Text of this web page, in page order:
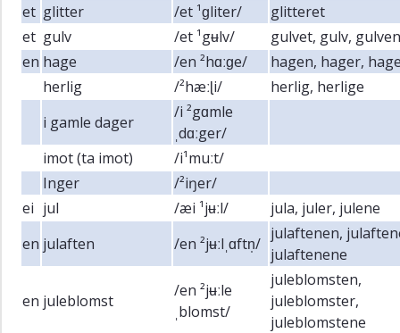
et glitter /et ¹ɡliter/
glitteret
et gulv /et ¹gʉlv/
gulvet, gulv,
en hage /en ²hɑːɡe/
hagen, hager,
herlig
/²hæːɭi/
herlig, herlige
i gamle dager
/i ²gɑmle
ˌdɑːger/
imot (ta imot)
/i¹muːt/
Inger
/²iŋer/
ei jul /æi ¹jʉːl/
jula, juler, julene
en julaften /en ²jʉːlˌɑftn̩/
julaftenen,
julaftenene
en juleblomst
/en ²jʉːle
ˌblomst/
juleblomsten,
juleblomster,
juleblomstene